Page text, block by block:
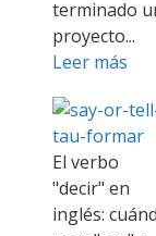
terminado
proyecto...
Leer más
El verbo
"decir" en
inglés: